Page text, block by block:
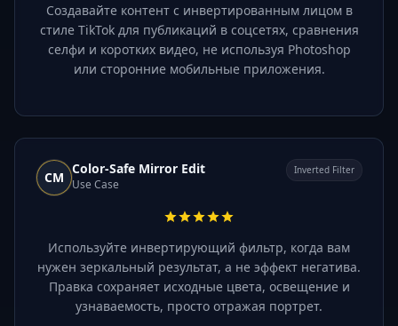
Создавайте контент с инвертированным лицом в
стиле TikTok для публикаций в соцсетях, сравнения
селфи и коротких видео, не используя Photoshop
или сторонние мобильные приложения.
CM
Color-Safe Mirror Edit
Use Case
Inverted Filter
Используйте инвертирующий фильтр, когда вам
нужен зеркальный результат, а не эффект негатива.
Правка сохраняет исходные цвета, освещение и
узнаваемость, просто отражая портрет.